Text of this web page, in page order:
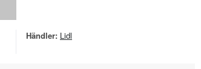
Händler: Lidl